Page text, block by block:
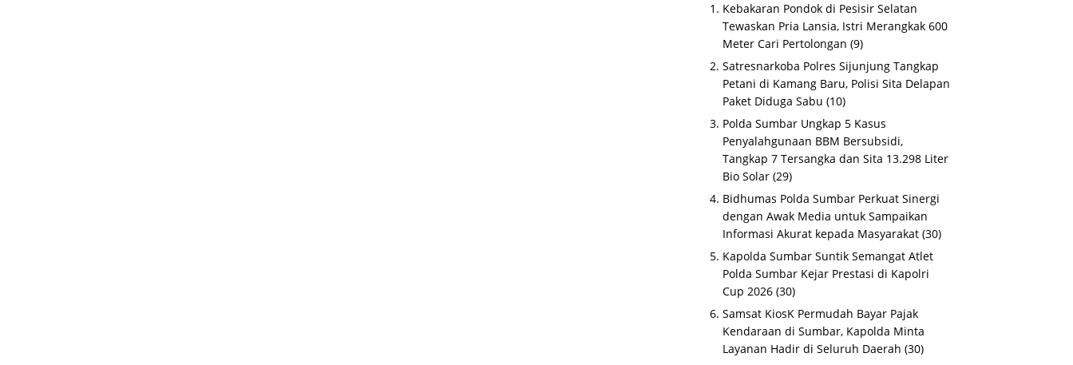
Kebakaran Pondok di Pesisir Selatan
Tewaskan Pria Lansia, Istri Merangkak 600
Meter Cari Pertolongan (9)
Satresnarkoba Polres Sijunjung Tangkap
Petani di Kamang Baru, Polisi Sita Delapan
Paket Diduga Sabu (10)
Polda Sumbar Ungkap 5 Kasus
Penyalahgunaan BBM Bersubsidi,
Tangkap 7 Tersangka dan Sita 13.298 Liter
Bio Solar (29)
Bidhumas Polda Sumbar Perkuat Sinergi
dengan Awak Media untuk Sampaikan
Informasi Akurat kepada Masyarakat (30)
Kapolda Sumbar Suntik Semangat Atlet
Polda Sumbar Kejar Prestasi di Kapolri
Cup 2026 (30)
Samsat KiosK Permudah Bayar Pajak
Kendaraan di Sumbar, Kapolda Minta
Layanan Hadir di Seluruh Daerah (30)